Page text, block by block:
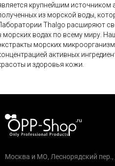
крупнейшим источником
из морской воды,
Thalgo расширяют
морских водах по всему миру.
морских
активных
и здоровья кожи.
Москва и МО, Леснорядский пер.,